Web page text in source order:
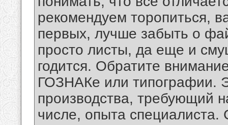
рекомендуем торопиться,
первых, лучше забыть о
просто листы, да еще и
годится. Обратите
ГОЗНАКе или типографии.
производства, требующий
числе, опыта специалиста.